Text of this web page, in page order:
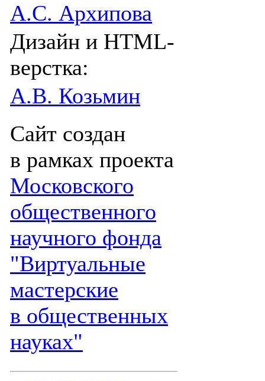
А.С. Архипова
Дизайн и HTML-
верстка:
А.В. Козьмин
Сайт создан
в рамках проекта
Московского
общественного
научного фонда
"Виртуальные
мастерские
в общественных
науках"